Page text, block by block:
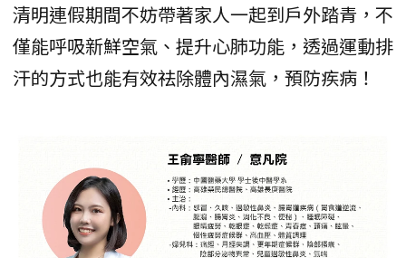
清明連假期間不妨帶著家人一起到戶外踏青，不
僅能呼吸新鮮空氣、提升心肺功能，透過運動排
汗的方式也能有效祛除體內濕氣，預防疾病！